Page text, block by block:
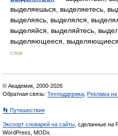
выделяешься, выделяетесь,
выделяясь, выделялся,
выделяйся, выделяйтесь,
выделяющееся,
слов
© Академик, 2000-2026
Обратная связь: Техподдержка Реклама на
👣 Путешествия
Экспорт словарей на сайты , сделанные на
WordPress, MODx.